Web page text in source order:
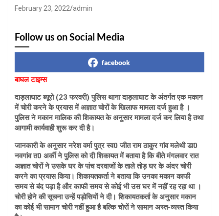
February 23, 2022 admin
Follow us on Social Media
facebook
बाघल टाइम्स
दाड़लाघाट ब्यूरो (23 फरवरी) पुलिस थाना दाड़लाघाट के अंतर्गत एक मकान
में चोरी करने के प्रयास में अज्ञात चोरों के खिलाफ मामला दर्ज हुआ है ।
पुलिस ने मकान मालिक की शिकायत के अनुसार मामला दर्ज कर लिया है तथा
आगामी कार्यवाही शुरू कर दी है।
जानकारी के अनुसार नरेश वर्मा पुत्र स्व0 जीत राम ठाकुर गांव मलेथी डा0
नवगांव त0 अर्की ने पुलिस को दी शिकायत में बताया है कि बीते मंगलवार रात
अज्ञात चोरों ने उसके घर के पांच दरवाजों के ताले तोड़ घर के अंदर चोरी
करने का प्रयास किया। शिकायतकर्ता ने बताया कि उनका मकान काफी
समय से बंद पड़ा है और काफी समय से कोई भी उस घर में नहीं रह रहा था ।
चोरी होने की सूचना उन्हें पड़ोसियों ने दी। शिकायतकर्ता के अनुसार मकान
का कोई भी सामान चोरी नहीं हुआ है बल्कि चोरों ने सामान अस्त-व्यस्त किया